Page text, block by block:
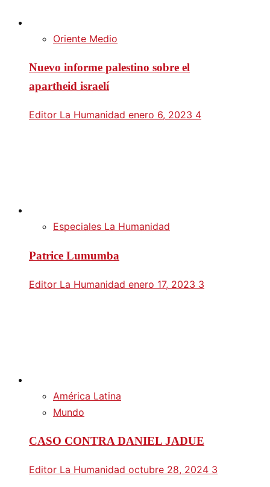
Oriente Medio
Nuevo informe palestino sobre el
apartheid israelí
Editor La Humanidad enero 6, 2023 4
Especiales La Humanidad
Patrice Lumumba
Editor La Humanidad enero 17, 2023 3
América Latina
Mundo
CASO CONTRA DANIEL JADUE
Editor La Humanidad octubre 28, 2024 3